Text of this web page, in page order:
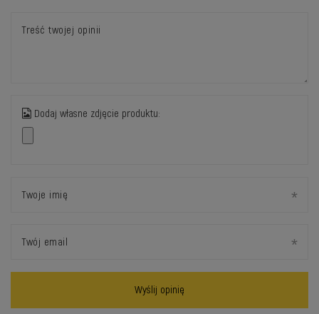
Treść twojej opinii
Dodaj własne zdjęcie produktu:
Twoje imię
Twój email
Wyślij opinię